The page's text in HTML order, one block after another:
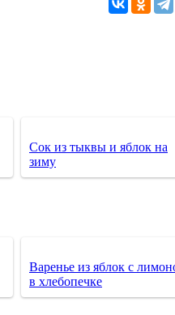
Сок из тыквы и яблок на
зиму
Варенье из яблок с
в хлебопечке